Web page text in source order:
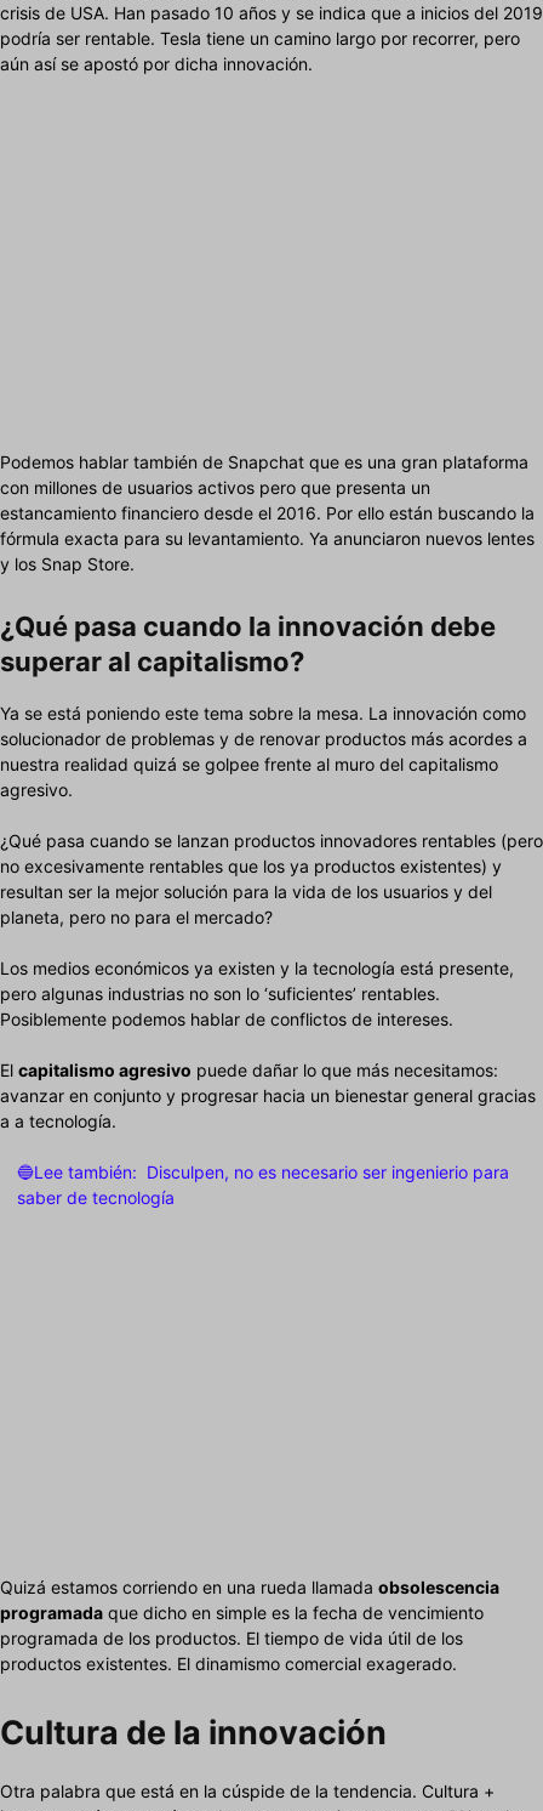
crisis de USA. Han pasado 10 años y se indica que a inicios del 2019
podría ser rentable. Tesla tiene un camino largo por recorrer, pero
aún así se apostó por dicha innovación.
Podemos hablar también de Snapchat que es una gran plataforma
con millones de usuarios activos pero que presenta un
estancamiento financiero desde el 2016. Por ello están buscando la
fórmula exacta para su levantamiento. Ya anunciaron nuevos lentes
y los Snap Store.
¿Qué pasa cuando la innovación debe
superar al capitalismo?
Ya se está poniendo este tema sobre la mesa. La innovación como
solucionador de problemas y de renovar productos más acordes a
nuestra realidad quizá se golpee frente al muro del capitalismo
agresivo.
¿Qué pasa cuando se lanzan productos innovadores rentables (pero
no excesivamente rentables que los ya productos existentes) y
resultan ser la mejor solución para la vida de los usuarios y del
planeta, pero no para el mercado?
Los medios económicos ya existen y la tecnología está presente,
pero algunas industrias no son lo ‘suficientes’ rentables.
Posiblemente podemos hablar de conflictos de intereses.
El capitalismo agresivo puede dañar lo que más necesitamos:
avanzar en conjunto y progresar hacia un bienestar general gracias
a a tecnología.
🔵Lee también: Disculpen, no es necesario ser ingenierio para
saber de tecnología
Quizá estamos corriendo en una rueda llamada obsolescencia
programada que dicho en simple es la fecha de vencimiento
programada de los productos. El tiempo de vida útil de los
productos existentes. El dinamismo comercial exagerado.
Cultura de la innovación
Otra palabra que está en la cúspide de la tendencia. Cultura +